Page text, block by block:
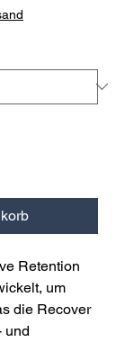
Retention
um
die Recover
und